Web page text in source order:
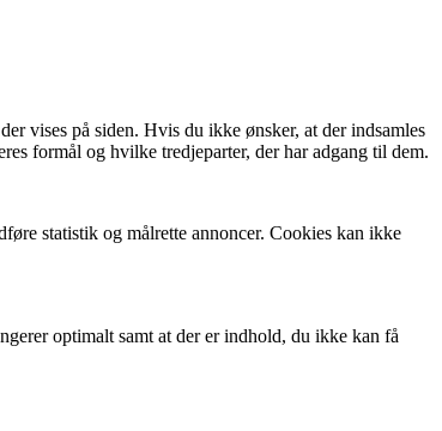
vises på siden. Hvis du ikke ønsker, at der indsamles
formål og hvilke tredjeparter, der har adgang til dem.
statistik og målrette annoncer. Cookies kan ikke
optimalt samt at der er indhold, du ikke kan få